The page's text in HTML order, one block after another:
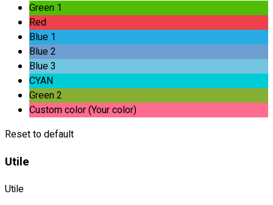
Green 1
Red
Blue 1
Blue 2
Blue 3
CYAN
Green 2
Custom color (Your color)
Reset to default
Utile
Utile